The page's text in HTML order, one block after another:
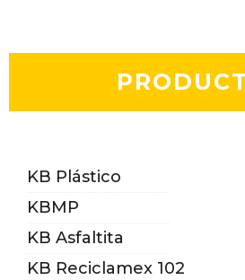
KB Plástico
KBMP
KB Asfaltita
KB Reciclamex 102